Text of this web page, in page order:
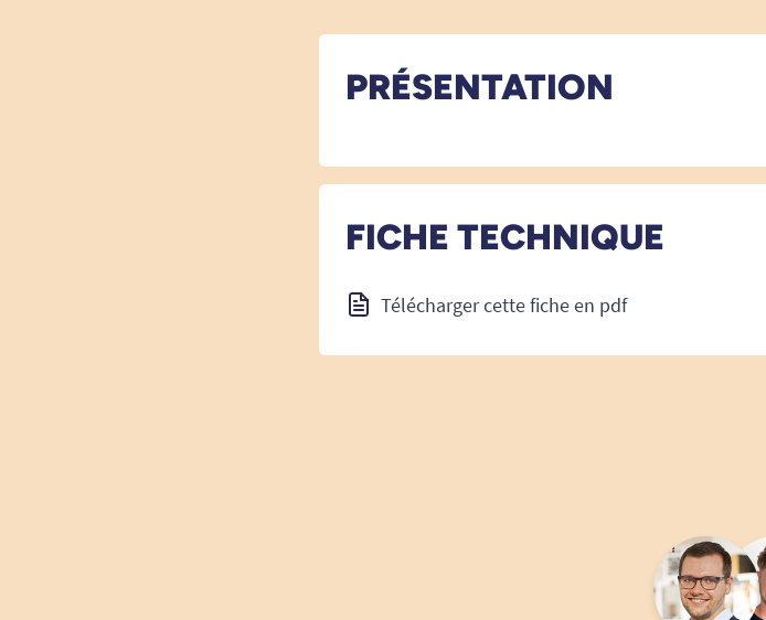
PRÉSENTATION
FICHE TECHNIQUE
Télécharger cette fiche en pdf